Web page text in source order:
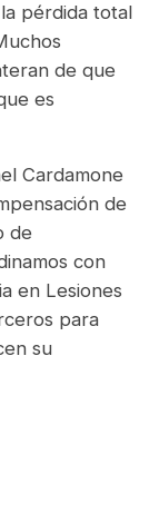
pérdida total
de que
es
Cardamone
de
de
con
en Lesiones
para
su